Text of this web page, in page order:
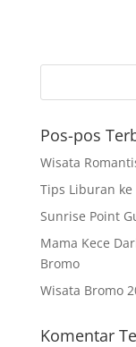
Pos-pos
Wisata
Tips Liburan ke
Sunrise Point
Mama Kece
Bromo
Wisata Bromo
Komentar